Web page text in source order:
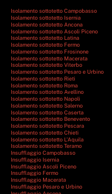
Isolamento sottotetto Campobasso
Isolamento sottotetto Isernia
Isolamento sottotetto Ancona
Isolamento sottotetto Ascoli Piceno
Isolamento sottotetto Latina
Isolamento sottotetto Fermo
Isolamento sottotetto Frosinone
Isolamento sottotetto Macerata
Isolamento sottotetto Viterbo
Isolamento sottotetto Pesaro e Urbino
Isolamento sottotetto Rieti
Isolamento sottotetto Roma
Isolamento sottotetto Avellino
Isolamento sottotetto Napoli
Isolamento sottotetto Salerno
Isolamento sottotetto Caserta
Isolamento sottotetto Benevento
Isolamento sottotetto Pescara
Isolamento sottotetto Chieti
Isolamento sottotetto L’Aquila
Isolamento sottotetto Teramo
Insufflaggio Campobasso
Insufflaggio Isernia
Insufflaggio Ascoli Piceno
Insufflaggio Fermo
Insufflaggio Macerata
Insufflaggio Pesaro e Urbino